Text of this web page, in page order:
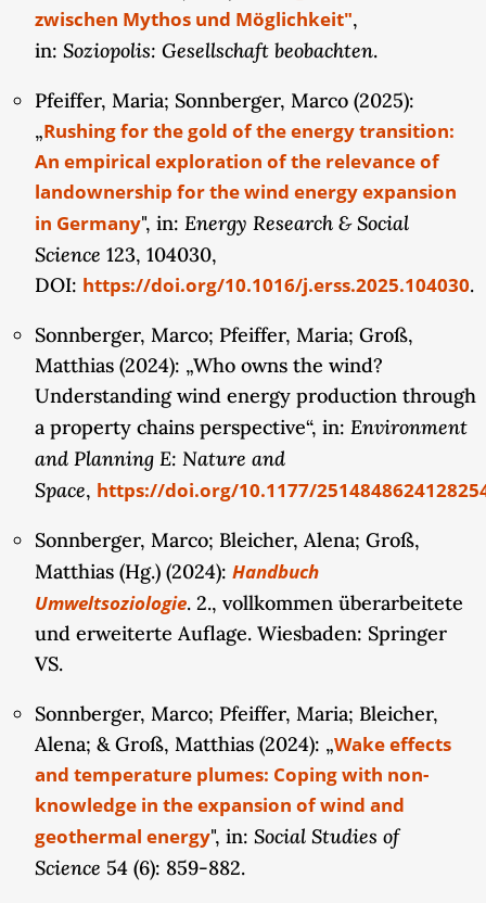
Förderphase, anhand international vergleichender
Fallstudien Merkmale und Dynamiken der
Windenergie systematischer herauszuarbeiten, um
daran anknüpfend Erkenntnisse über Nutzungs-
und Verfügungsrechte von Kommunen und lokalen
Bevölkerungen zu generieren. So soll untersucht
werden, ob und inwiefern mit der
Dekarbonisierung der Energieerzeugung auch eine
Eigentumswende im Feld der Energie zu
beobachten ist. Dabei sollen die konzeptionellen
Überlegungen zu Eigentumsketten und
Eigentumsvergessenheit aus der ersten
Projektphase im Feld der Windenergie im
internationalen Vergleich empirisch getestet und
weiterentwickelt werden. Um zu untersuchen, wie
Prozesse der Inwertsetzung von Wind
kontextabhängig variieren oder relativ
stabile Formen annehmen, bieten sich
vergleichende Untersuchungen in
unterschiedlichen Ländern an. Als Fallländer sind
hier Portugal (mit großangelegtem Ausbau der
energiepolitische Rahmenbedingungen durch
Brexit) vorgesehen.
Um die jeweiligen Eigentumskonstellationen bei
Windenergieprojekten und sich entwickelnde
Konfliktfelder sowie unterschiedliche Deutungen
zwischen Mythos und Möglichkeit",
in: Soziopolis: Gesellschaft beobachten.
Pfeiffer, Maria; Sonnberger, Marco (2025):
„Rushing for the gold of the energy transition:
An empirical exploration of the relevance of
landownership for the wind energy expansion
in Germany", in: Energy Research & Social
Science 123, 104030,
DOI: https://doi.org/10.1016/j.erss.2025.104030.
Sonnberger, Marco; Pfeiffer, Maria; Groß,
Matthias (2024): „Who owns the wind?
Understanding wind energy production through
a property chains perspective“, in: Environment
and Planning E: Nature and
Space, https://doi.org/10.1177/
Sonnberger, Marco; Bleicher, Alena; Groß,
Matthias (Hg.) (2024): Handbuch
Umweltsoziologie. 2., vollkommen überarbeitete
und erweiterte Auflage. Wiesbaden: Springer
VS.
Sonnberger, Marco; Pfeiffer, Maria; Bleicher,
Alena; & Groß, Matthias (2024): „Wake effects
and temperature plumes: Coping with non-
knowledge in the expansion of wind and
geothermal energy", in: Social Studies of
Science 54 (6): 859-882.